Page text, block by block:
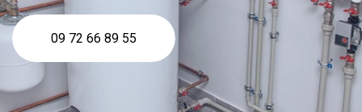
09 72 66 89 55